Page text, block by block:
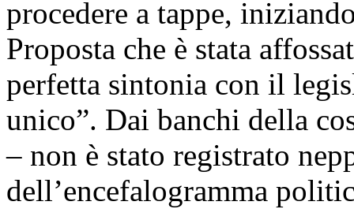
procedere a tappe,
Proposta che è stata
perfetta sintonia con il
unico”. Dai banchi della
– non è stato registrato
dell’encefalogramma